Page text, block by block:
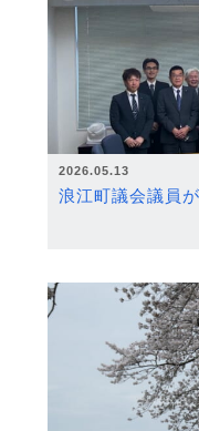
2026.05.13
浪江町議会議員